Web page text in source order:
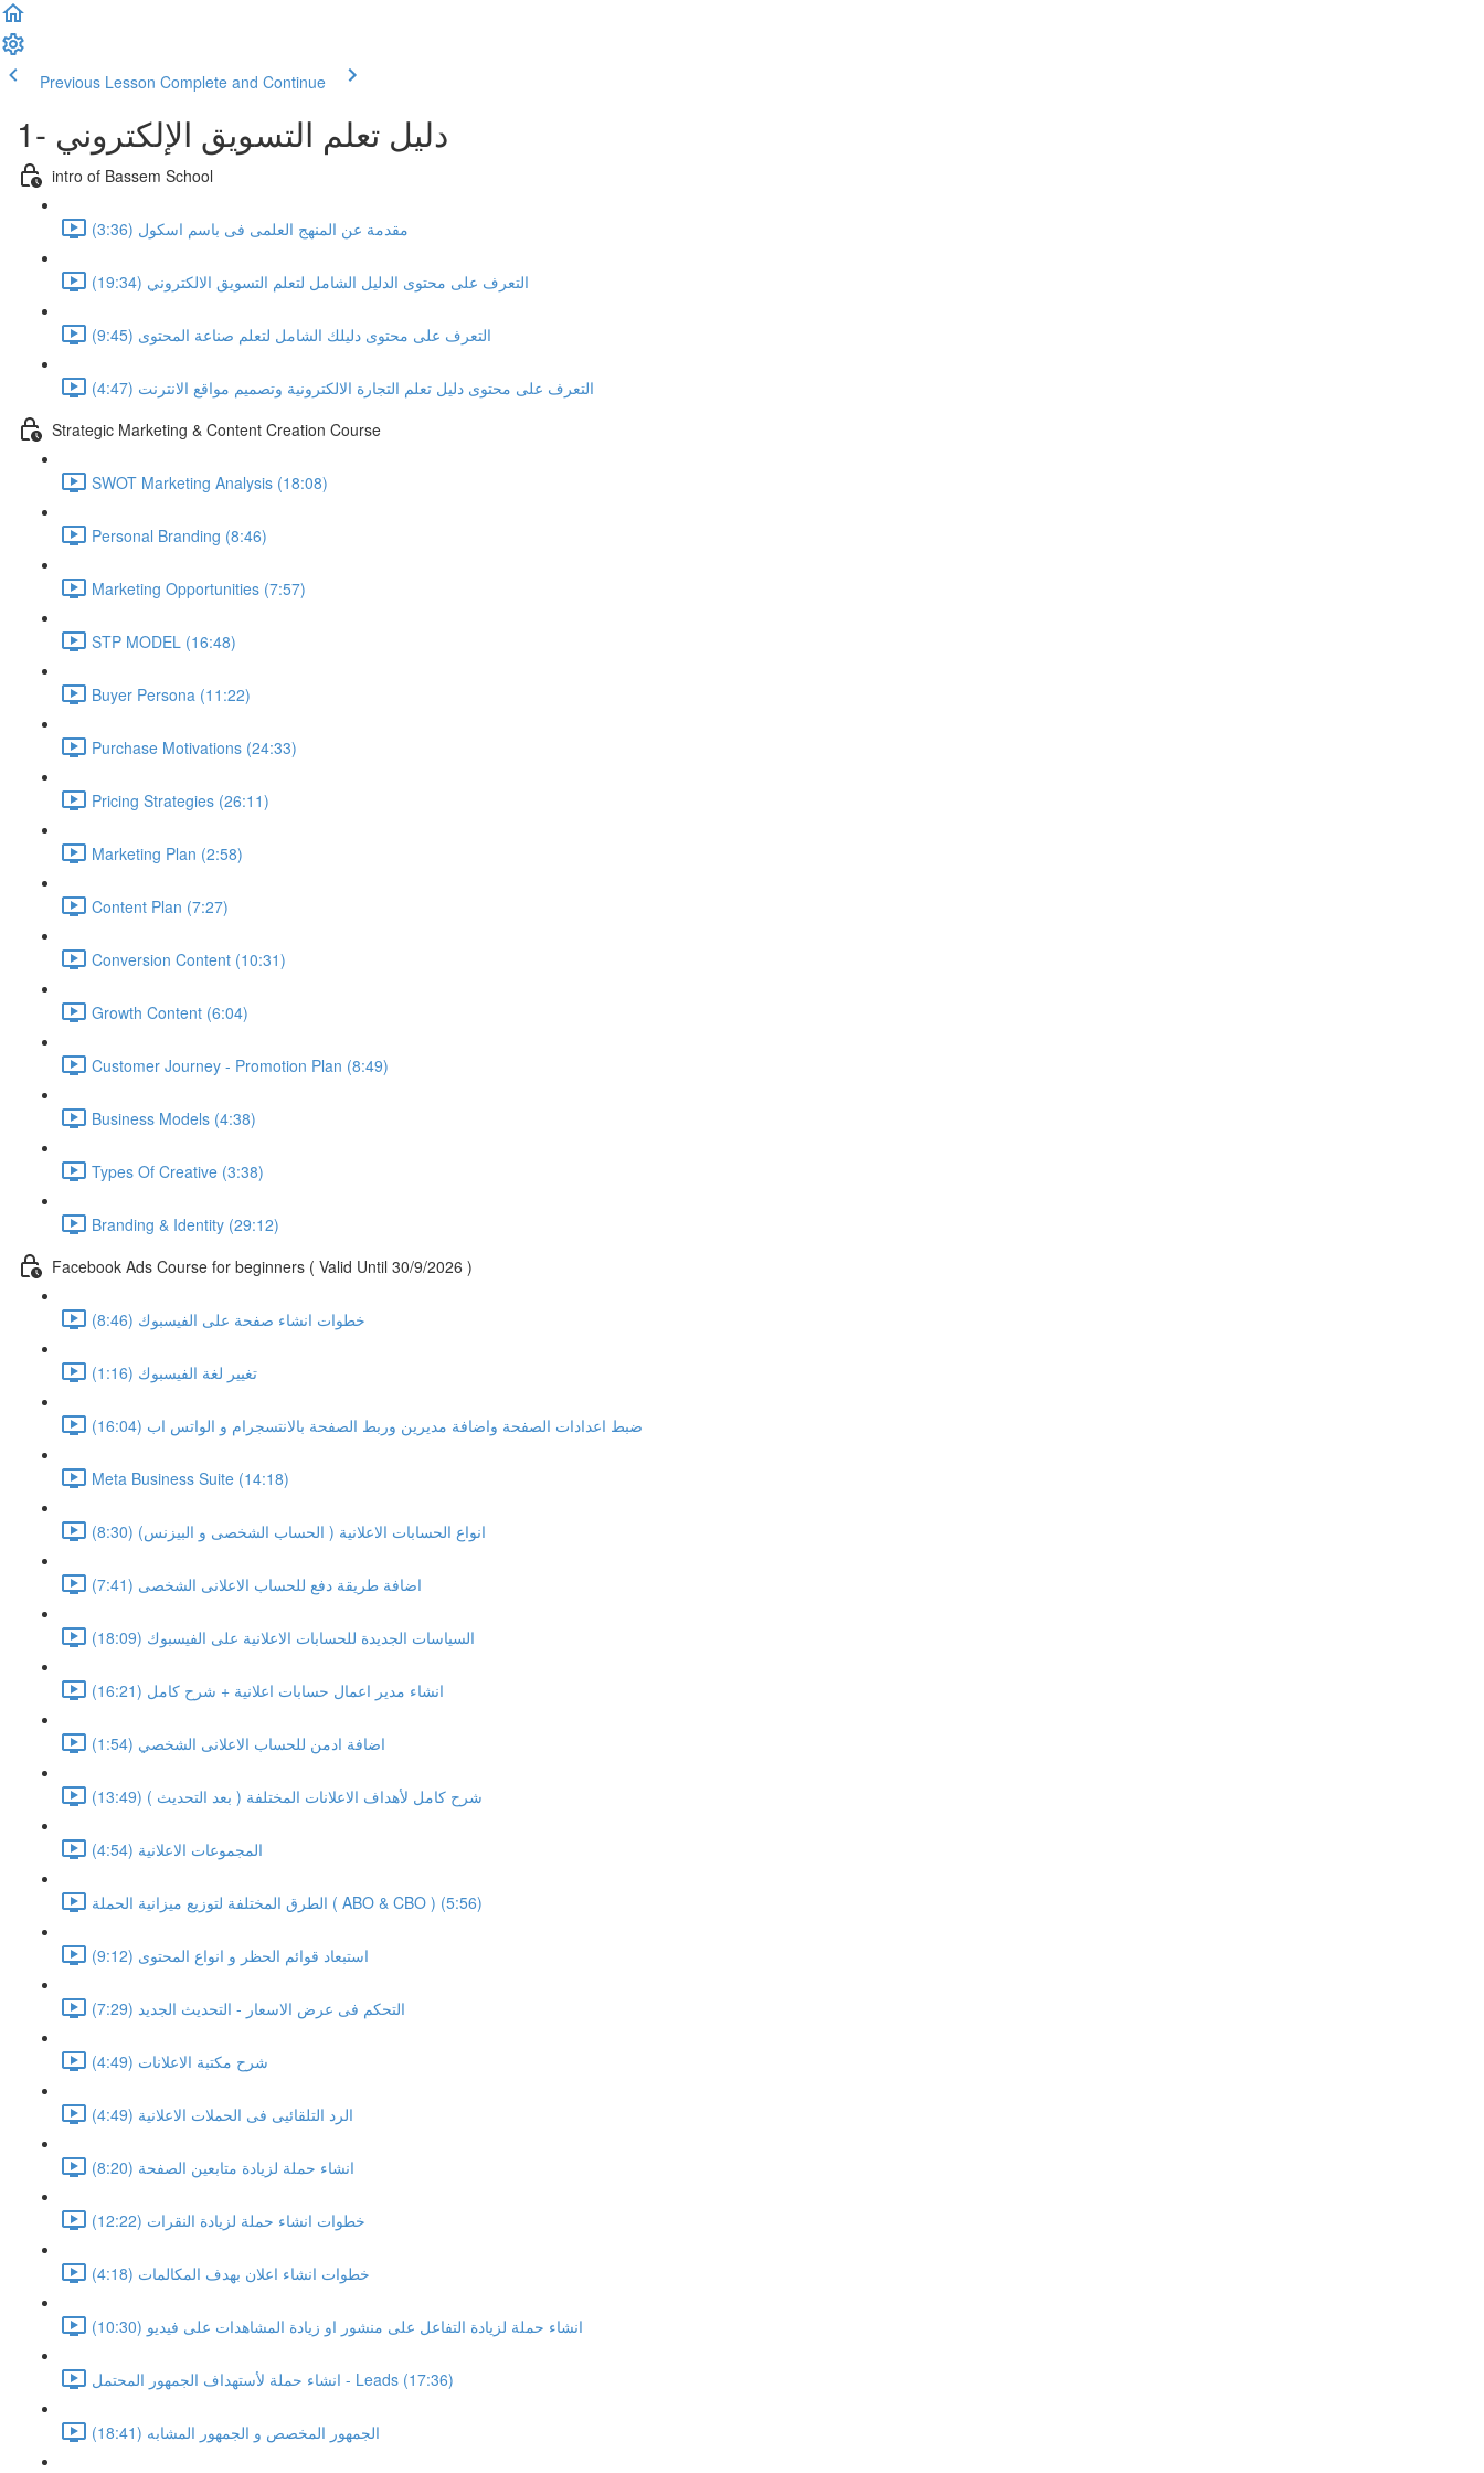
Previous Lesson Complete and Continue
1- دليل تعلم التسويق الإلكتروني
intro of Bassem School
مقدمة عن المنهج العلمى فى باسم اسكول (3:36)
التعرف على محتوى الدليل الشامل لتعلم التسويق الالكتروني (19:34)
التعرف على محتوى دليلك الشامل لتعلم صناعة المحتوى (9:45)
التعرف على محتوى دليل تعلم التجارة الالكترونية وتصميم مواقع الانترنت (4:47)
Strategic Marketing & Content Creation Course
SWOT Marketing Analysis (18:08)
Personal Branding (8:46)
Marketing Opportunities (7:57)
STP MODEL (16:48)
Buyer Persona (11:22)
Purchase Motivations (24:33)
Pricing Strategies (26:11)
Marketing Plan (2:58)
Content Plan (7:27)
Conversion Content (10:31)
Growth Content (6:04)
Customer Journey - Promotion Plan (8:49)
Business Models (4:38)
Types Of Creative (3:38)
Branding & Identity (29:12)
Facebook Ads Course for beginners ( Valid Until 30/9/2026 )
خطوات انشاء صفحة على الفيسبوك (8:46)
تغيير لغة الفيسبوك (1:16)
ضبط اعدادات الصفحة واضافة مديرين وربط الصفحة بالانتسجرام و الواتس اب (16:04)
Meta Business Suite (14:18)
انواع الحسابات الاعلانية ( الحساب الشخصى و البيزنس) (8:30)
اضافة طريقة دفع للحساب الاعلانى الشخصى (7:41)
السياسات الجديدة للحسابات الاعلانية على الفيسبوك (18:09)
انشاء مدير اعمال حسابات اعلانية + شرح كامل (16:21)
اضافة ادمن للحساب الاعلانى الشخصي (1:54)
شرح كامل لأهداف الاعلانات المختلفة ( بعد التحديث ) (13:49)
المجموعات الاعلانية (4:54)
الطرق المختلفة لتوزيع ميزانية الحملة ( ABO & CBO ) (5:56)
استبعاد قوائم الحظر و انواع المحتوى (9:12)
التحكم فى عرض الاسعار - التحديث الجديد (7:29)
شرح مكتبة الاعلانات (4:49)
الرد التلقائيى فى الحملات الاعلانية (4:49)
انشاء حملة لزيادة متابعين الصفحة (8:20)
خطوات انشاء حملة لزيادة النقرات (12:22)
خطوات انشاء اعلان بهدف المكالمات (4:18)
انشاء حملة لزيادة التفاعل على منشور او زيادة المشاهدات على فيديو (10:30)
انشاء حملة لأستهداف الجمهور المحتمل - Leads (17:36)
الجمهور المخصص و الجمهور المشابه (18:41)